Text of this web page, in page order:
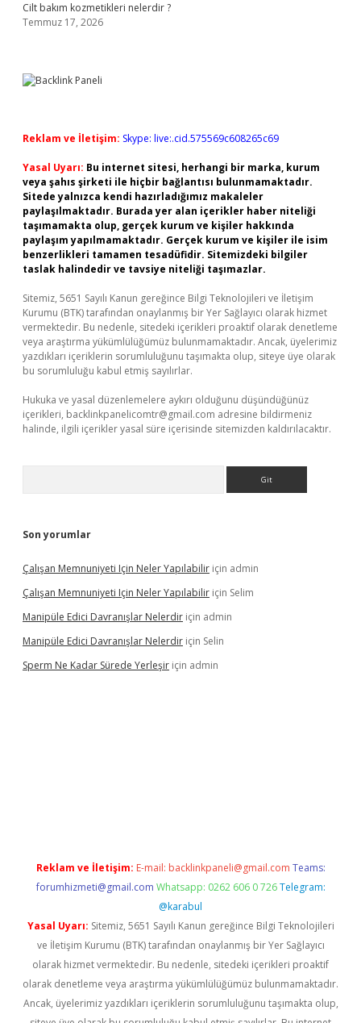
Cilt bakım kozmetikleri nelerdir ?
Temmuz 17, 2026
Reklam ve İletişim: Skype: live:.cid.575569c608265c69
Yasal Uyarı: Bu internet sitesi, herhangi bir marka, kurum
veya şahıs şirketi ile hiçbir bağlantısı bulunmamaktadır.
Sitede yalnızca kendi hazırladığımız makaleler
paylaşılmaktadır. Burada yer alan içerikler haber niteliği
taşımamakta olup, gerçek kurum ve kişiler hakkında
paylaşım yapılmamaktadır. Gerçek kurum ve kişiler ile isim
benzerlikleri tamamen tesadüfidir. Sitemizdeki bilgiler
taslak halindedir ve tavsiye niteliği taşımazlar.
Sitemiz, 5651 Sayılı Kanun gereğince Bilgi Teknolojileri ve İletişim
Kurumu (BTK) tarafından onaylanmış bir Yer Sağlayıcı olarak hizmet
vermektedir. Bu nedenle, sitedeki içerikleri proaktif olarak denetleme
veya araştırma yükümlülüğümüz bulunmamaktadır. Ancak, üyelerimiz
yazdıkları içeriklerin sorumluluğunu taşımakta olup, siteye üye olarak
bu sorumluluğu kabul etmiş sayılırlar.
Hukuka ve yasal düzenlemelere aykırı olduğunu düşündüğünüz
içerikleri, backlinkpanelicomtr@gmail.com adresine bildirmeniz
halinde, ilgili içerikler yasal süre içerisinde sitemizden kaldırılacaktır.
Son yorumlar
Çalışan Memnuniyeti Için Neler Yapılabilir için admin
Çalışan Memnuniyeti Için Neler Yapılabilir için Selim
Manipüle Edici Davranışlar Nelerdir için admin
Manipüle Edici Davranışlar Nelerdir için Selin
Sperm Ne Kadar Sürede Yerleşir için admin
Reklam ve İletişim: E-mail: backlinkpaneli@gmail.com Teams:
forumhizmeti@gmail.com Whatsapp: 0262 606 0 726 Telegram:
@karabul
Yasal Uyarı: Sitemiz, 5651 Sayılı Kanun gereğince Bilgi Teknolojileri
ve İletişim Kurumu (BTK) tarafından onaylanmış bir Yer Sağlayıcı
olarak hizmet vermektedir. Bu nedenle, sitedeki içerikleri proaktif
olarak denetleme veya araştırma yükümlülüğümüz bulunmamaktadır.
Ancak, üyelerimiz yazdıkları içeriklerin sorumluluğunu taşımakta olup,